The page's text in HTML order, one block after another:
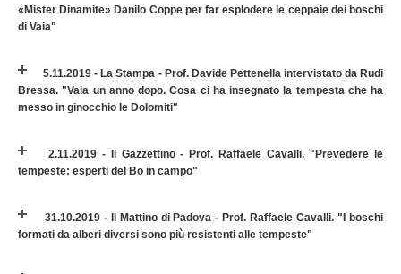
«Mister Dinamite» Danilo Coppe per far esplodere le ceppaie dei boschi
di Vaia"
5.11.2019 - La Stampa - Prof. Davide Pettenella intervistato da Rudi
Bressa. "Vaia un anno dopo. Cosa ci ha insegnato la tempesta che ha
messo in ginocchio le Dolomiti"
2.11.2019 - Il Gazzettino - Prof. Raffaele Cavalli. "Prevedere le
tempeste: esperti del Bo in campo"
31.10.2019 - Il Mattino di Padova - Prof. Raffaele Cavalli. "I boschi
formati da alberi diversi sono più resistenti alle tempeste"